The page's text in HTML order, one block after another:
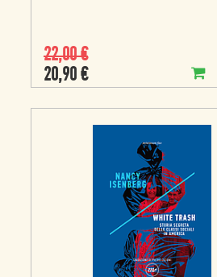
22,00€
20,90 €